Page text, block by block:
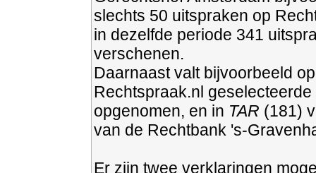
slechts 50 uitspraken op
in dezelfde periode 341
verschenen.
Daarnaast valt bijvoorbeeld
Rechtspraak.nl
opgenomen, en in TAR (181)
van de Rechtbank 's-
Er zijn twee verklaringen